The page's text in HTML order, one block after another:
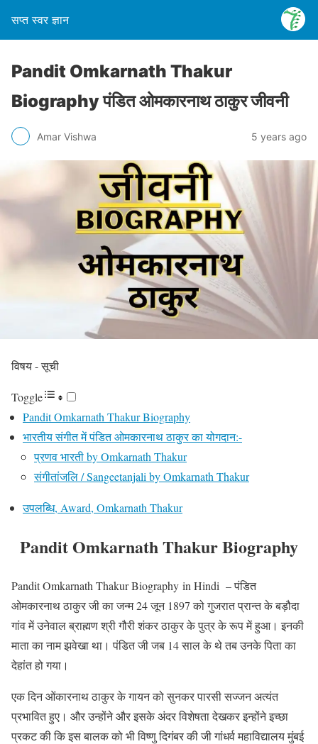
सप्त स्वर ज्ञान
Pandit Omkarnath Thakur
Biography पंडित ओमकारनाथ ठाकुर जीवनी
Amar Vishwa 5 years ago
विषय - सूची
Toggle
Pandit Omkarnath Thakur Biography
भारतीय संगीत में पंडित ओमकारनाथ ठाकुर का योगदान:-
प्रणव भारती by Omkarnath Thakur
संगीतांजलि / Sangeetanjali by Omkarnath Thakur
उपलब्धि, Award, Omkarnath Thakur
Pandit Omkarnath Thakur Biography
Pandit Omkarnath Thakur Biography in Hindi – पंडित
ओमकारनाथ ठाकुर जी का जन्म 24 जून 1897 को गुजरात प्रान्त के बड़ौदा
गांव में उनेवाल ब्राह्मण श्री गौरी शंकर ठाकुर के पुत्र के रूप में हुआ। इनकी
माता का नाम झवेखा था। पंडित जी जब 14 साल के थे तब उनके पिता का
देहांत हो गया।
एक दिन ओंकारनाथ ठाकुर के गायन को सुनकर पारसी सज्जन अत्यंत
प्रभावित हुए। और उन्होंने और इसके अंदर विशेषता देखकर इन्होंने इच्छा
प्रकट की कि इस बालक को भी विष्णु दिगंबर की जी गांधर्व महाविद्यालय मुंबई